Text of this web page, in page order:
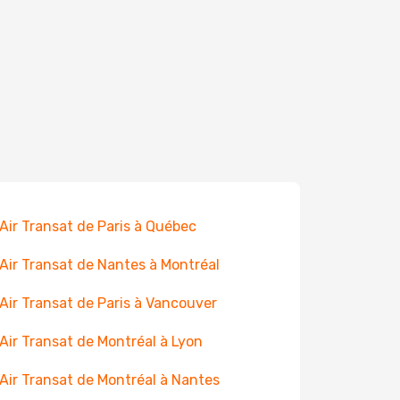
Transat de Paris à Québec
Transat de Nantes à Montréal
Transat de Paris à Vancouver
Transat de Montréal à Lyon
Transat de Montréal à Nantes